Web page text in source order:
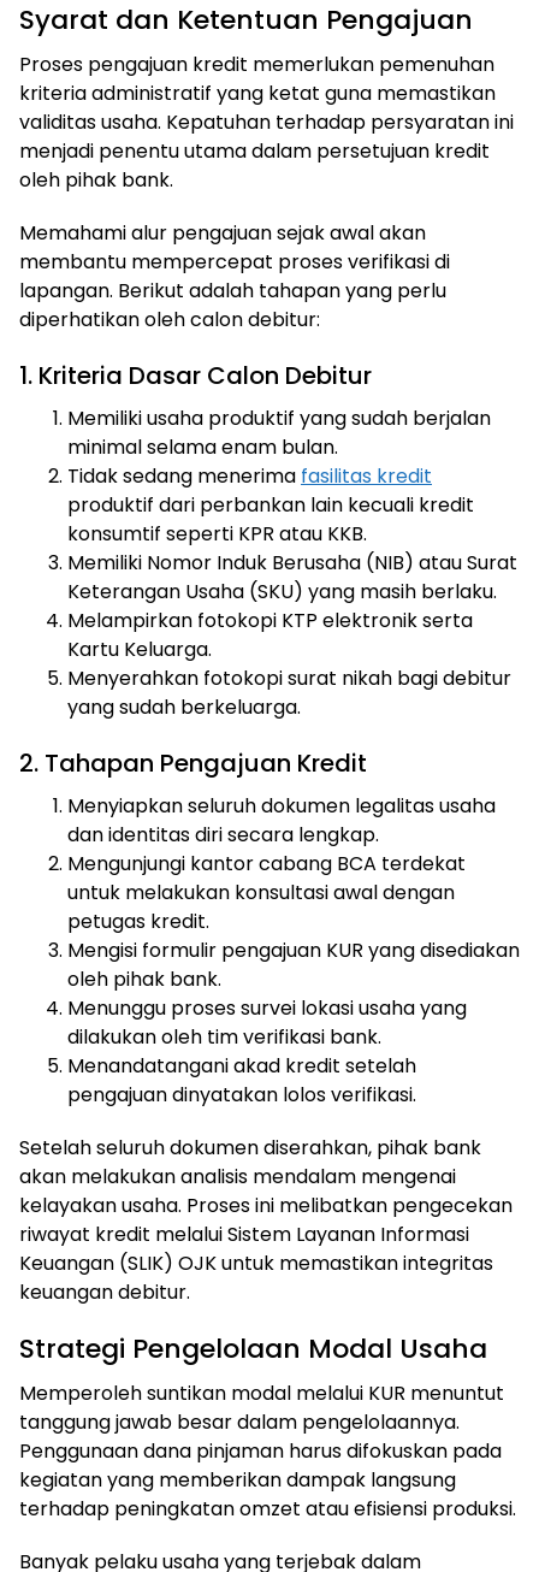
Syarat dan Ketentuan Pengajuan
Proses pengajuan kredit memerlukan pemenuhan
kriteria administratif yang ketat guna memastikan
validitas usaha. Kepatuhan terhadap persyaratan ini
menjadi penentu utama dalam persetujuan kredit
oleh pihak bank.
Memahami alur pengajuan sejak awal akan
membantu mempercepat proses verifikasi di
lapangan. Berikut adalah tahapan yang perlu
diperhatikan oleh calon debitur:
1. Kriteria Dasar Calon Debitur
Memiliki usaha produktif yang sudah berjalan
minimal selama enam bulan.
Tidak sedang menerima fasilitas kredit
produktif dari perbankan lain kecuali kredit
konsumtif seperti KPR atau KKB.
Memiliki Nomor Induk Berusaha (NIB) atau Surat
Keterangan Usaha (SKU) yang masih berlaku.
Melampirkan fotokopi KTP elektronik serta
Kartu Keluarga.
Menyerahkan fotokopi surat nikah bagi debitur
yang sudah berkeluarga.
2. Tahapan Pengajuan Kredit
Menyiapkan seluruh dokumen legalitas usaha
dan identitas diri secara lengkap.
Mengunjungi kantor cabang BCA terdekat
untuk melakukan konsultasi awal dengan
petugas kredit.
Mengisi formulir pengajuan KUR yang disediakan
oleh pihak bank.
Menunggu proses survei lokasi usaha yang
dilakukan oleh tim verifikasi bank.
Menandatangani akad kredit setelah
pengajuan dinyatakan lolos verifikasi.
Setelah seluruh dokumen diserahkan, pihak bank
akan melakukan analisis mendalam mengenai
kelayakan usaha. Proses ini melibatkan pengecekan
riwayat kredit melalui Sistem Layanan Informasi
Keuangan (SLIK) OJK untuk memastikan integritas
keuangan debitur.
Strategi Pengelolaan Modal Usaha
Memperoleh suntikan modal melalui KUR menuntut
tanggung jawab besar dalam pengelolaannya.
Penggunaan dana pinjaman harus difokuskan pada
kegiatan yang memberikan dampak langsung
terhadap peningkatan omzet atau efisiensi produksi.
Banyak pelaku usaha yang terjebak dalam